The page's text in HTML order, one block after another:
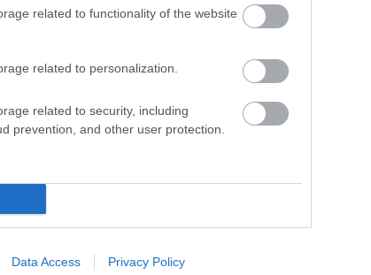
related to functionality of the website
related to personalization.
related to security, including
prevention, and other user protection.
Data Access Privacy Policy